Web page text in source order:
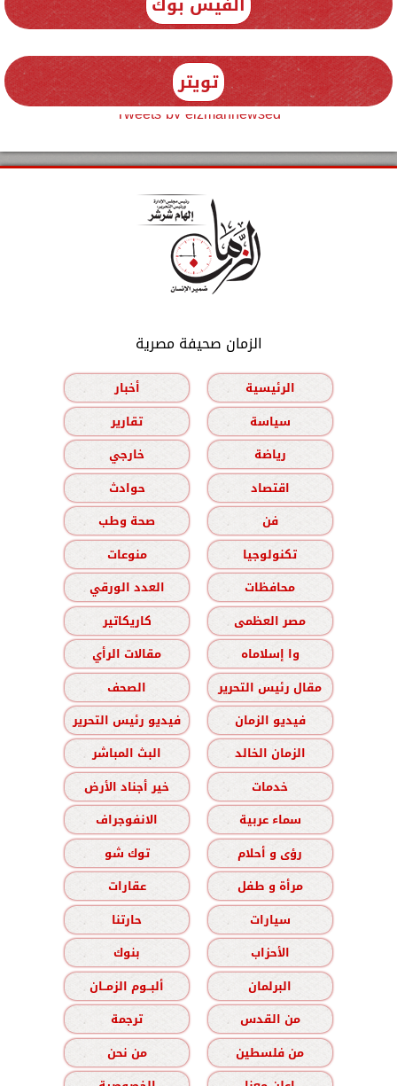
تويتر
Tweets by elzmannewseg
الزمان صحيفة مصرية
الرئيسية
أخبار
سياسة
تقارير
رياضة
خارجي
اقتصاد
حوادث
فن
صحة وطب
تكنولوجيا
منوعات
محافظات
العدد الورقي
مصر العظمى
كاريكاتير
وا إسلاماه
مقالات الرأي
مقال رئيس التحرير
الصحف
فيديو الزمان
فيديو رئيس التحرير
الزمان الخالد
البث المباشر
خدمات
خير أجناد الأرض
سماء عربية
الانفوجراف
رؤى و أحلام
توك شو
مرأة و طفل
عقارات
سيارات
حارتنا
الأحزاب
بنوك
البرلمان
ألبــوم الزمــان
من القدس
ترجمة
من فلسطين
من نحن